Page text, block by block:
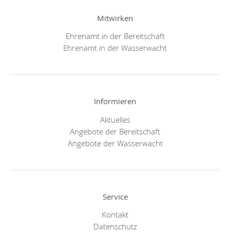
Mitwirken
Ehrenamt in der Bereitschaft
Ehrenamt in der Wasserwacht
Informieren
Aktuelles
Angebote der Bereitschaft
Angebote der Wasserwacht
Service
Kontakt
Datenschutz